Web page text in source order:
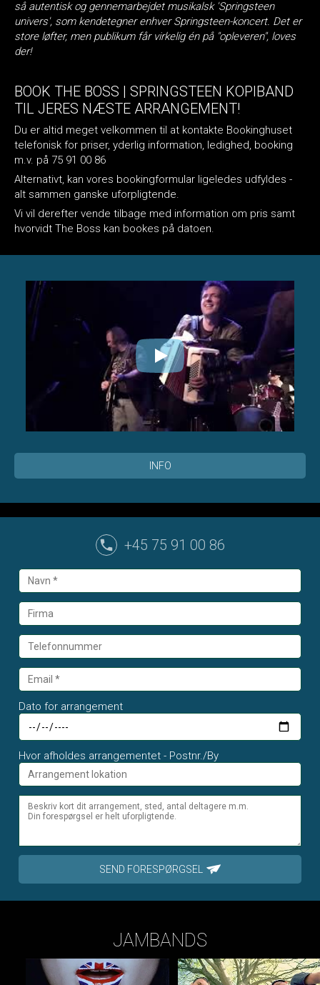
så autentisk og gennemarbejdet musikalsk 'Springsteen
univers', som kendetegner enhver Springsteen-koncert. Det er
store løfter, men publikum får virkelig én på "opleveren", loves
der!
BOOK THE BOSS | SPRINGSTEEN KOPIBAND
TIL JERES NÆSTE ARRANGEMENT!
Du er altid meget velkommen til at kontakte Bookinghuset
telefonisk for priser, yderlig information, ledighed, booking
m.v. på 75 91 00 86
Alternativt, kan vores bookingformular ligeledes udfyldes -
alt sammen ganske uforpligtende.
Vi vil derefter vende tilbage med information om pris samt
hvorvidt The Boss kan bookes på datoen.
INFO
+45 75 91 00 86
Dato for arrangement
Hvor afholdes arrangementet - Postnr./By
SEND FORESPØRGSEL
JAMBANDS